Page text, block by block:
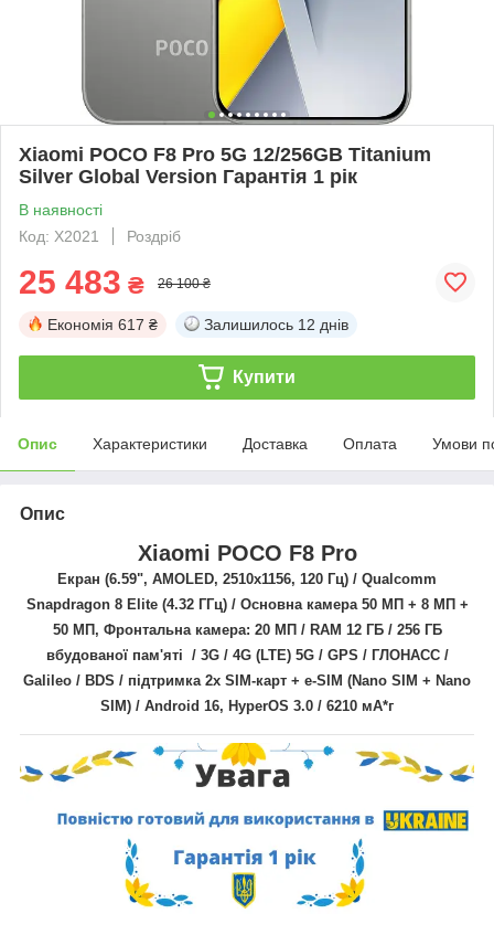
Xiaomi POCO F8 Pro 5G 12/256GB Titanium
Silver Global Version Гарантія 1 рік
В наявності
Код: X2021
Роздріб
25 483 ₴ 26 100 ₴
Економія 617 ₴ Залишилось 12 днів
Купити
Опис Характеристики Доставка Оплата Умови
Опис
Xiaomi POCO F8 Pro
Екран (6.59", AMOLED, 2510x1156, 120 Гц) / Qualcomm
Snapdragon 8 Elite(4.32 ГГц)/ Основна камера 50 МП + 8 МП +
50 МП , Фронтальна камера: 20 МП / RAM 12 ГБ / 256 ГБ
вбудованої пам'яті / 3G / 4G (LTE) 5G / GPS / ГЛОНАСС /
Galileo / BDS / підтримка 2х SIM-карт + e-SIM (Nano SIM + Nano
SIM) / Android 16, HyperOS 3.0 / 6210 мА*г